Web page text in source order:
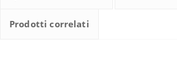
Prodotti correlati